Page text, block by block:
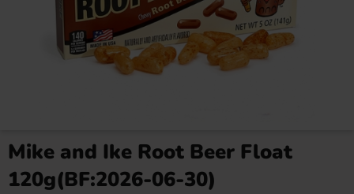
Mike and Ike Root Beer Float
120g(BF:2026-06-30)